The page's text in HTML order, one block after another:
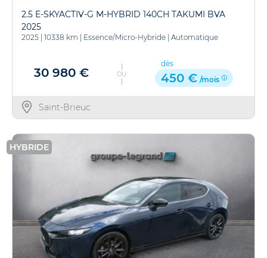
2.5 E-SKYACTIV-G M-HYBRID 140CH TAKUMI BVA
2025
2025 10338 km Essence/Micro-Hybride Automatique
30 980 € OU
dès
450 € /mois
Saint-Brieuc
HYBRIDE